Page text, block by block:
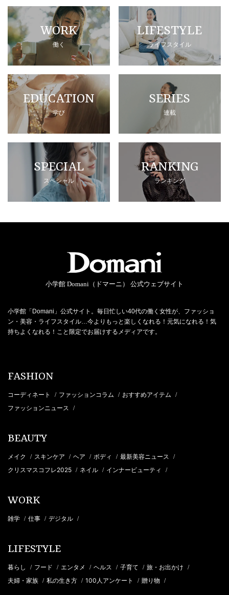
WORK
働く
LIFESTYLE
ライフスタイル
EDUCATION
学び
SERIES
連載
SPECIAL
スペシャル
RANKING
ランキング
小学館 Domani（ドマーニ） 公式ウェブサイト
小学館「Domani」公式サイト。毎日忙しい40代の働く女性が、ファッショ
ン・美容・ライフスタイル…今よりもっと楽しくなれる！元気になれる！気
持ちよくなれる！こと限定でお届けするメディアです。
FASHION
コーディネート / ファッションコラム / おすすめアイテム /
ファッションニュース /
BEAUTY
メイク / スキンケア / ヘア / ボディ / 最新美容ニュース /
クリスマスコフレ2025 / ネイル / インナービューティ /
WORK
雑学 / 仕事 / デジタル /
LIFESTYLE
暮らし / フード / エンタメ / ヘルス / 子育て / 旅・お出かけ /
夫婦・家族 / 私の生き方 / 100人アンケート / 贈り物 /